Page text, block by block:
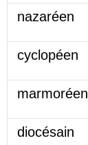
nazaréen
cyclopéen
marmoréen
diocésain